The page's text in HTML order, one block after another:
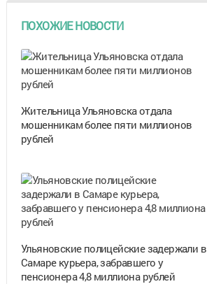
ПОХОЖИЕ НОВОСТИ
Жительница Ульяновска отдала
мошенникам более пяти миллионов
рублей
Ульяновские полицейские задержали в
Самаре курьера, забравшего у
пенсионера 4,8 миллиона рублей